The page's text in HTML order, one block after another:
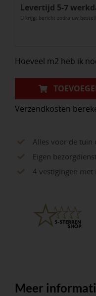
cm
Ravenna
Levertijd 5-7
U krijgt bericht zodra uw
Hoeveel m2 heb ik
Verzendkosten
Alles voor de tuin
Eigen
4 vestigingen
Meer